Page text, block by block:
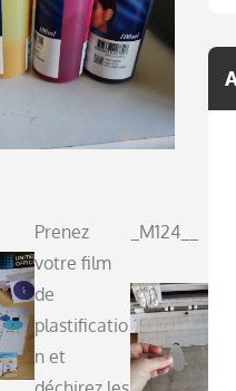
Prenez
votre film
de
plastificatio
n et
_M124__